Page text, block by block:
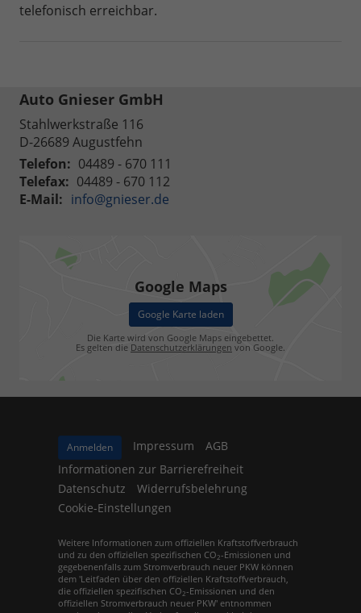
telefonisch erreichbar.
Auto Gnieser GmbH
Stahlwerkstraße 116
D-26689 Augustfehn
Telefon: 04489 - 670 111
Telefax: 04489 - 670 112
E-Mail: info@gnieser.de
Google Maps
Google Karte laden
Die Karte wird von Google Maps eingebettet.
Es gelten die Datenschutzerklärungen von Google.
Anmelden Impressum
AGB
Informationen zur Barrierefreiheit
Datenschutz
Widerrufsbelehrung
Cookie-Einstellungen
Weitere Informationen zum offiziellen Kraftstoffverbrauch
und zu den offiziellen spezifischen CO2-Emissionen und
gegebenenfalls zum Stromverbrauch neuer PKW können
dem 'Leitfaden über den offiziellen Kraftstoffverbrauch,
die offiziellen spezifischen CO2-Emissionen und den
offiziellen Stromverbrauch neuer PKW' entnommen